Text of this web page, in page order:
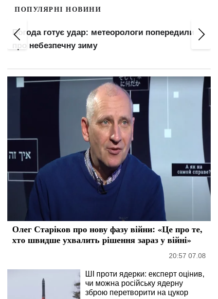
ПОПУЛЯРНІ НОВИНИ
Понад 8,4 млн українців уже за кордоном:
названо реальну кількість тих, хто залишився
Олег Старіков про нову фазу війни: «Це про те,
хто швидше ухвалить рішення зараз у війні»
20:57 07.08
ШІ проти ядерки: експерт оцінив,
чи можна російську ядерну
зброю перетворити на цукор